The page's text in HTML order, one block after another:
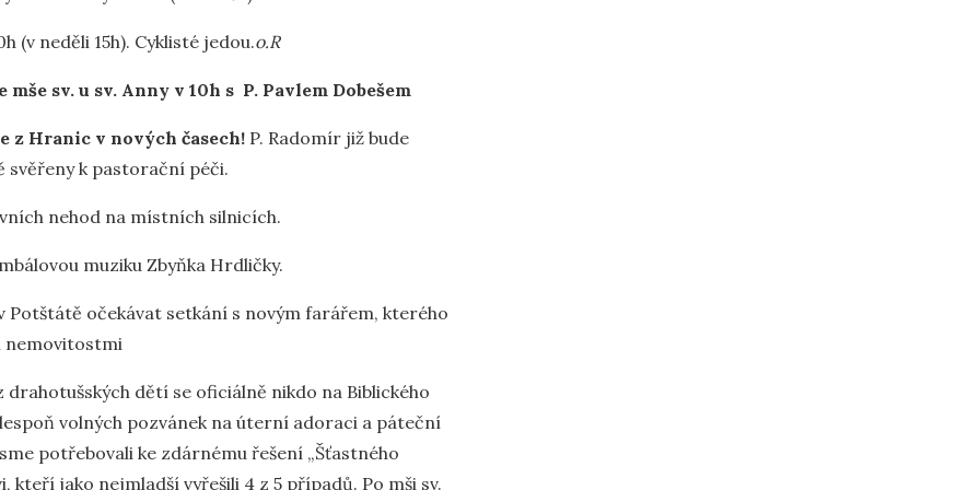
(v neděli 15h). Cyklisté jedou.o.R
sv. u sv. Anny v 10h s P. Pavlem Dobešem
z Hranic v nových časech! P. Radomír již bude
svěřeny k pastorační péči.
nehod na místních silnicích.
muziku Zbyňka Hrdličky.
očekávat setkání s novým farářem, kterého
nemovitostmi
drahotušských dětí se oficiálně nikdo na Biblického
volných pozvánek na úterní adoraci a páteční
potřebovali ke zdárnému řešení „Šťastného
kteří jako nejmladší vyřešili 4 z 5 případů. Po mši sv.